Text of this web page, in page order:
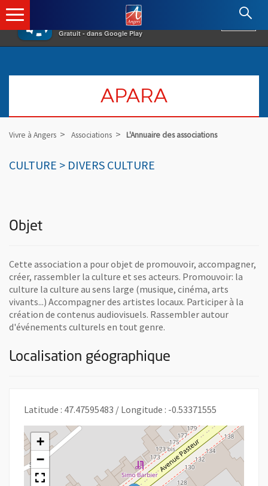
×
Gratuit - dans Google Play
Angers.fr : Retour à l'accueil
APARA
Vivre à Angers Associations L'Annuaire des associations
CULTURE > DIVERS CULTURE
Objet
Cette association a pour objet de promouvoir, accompagner,
créer, rassembler la culture et ses acteurs. Promouvoir: la
culture la culture au sens large (musique, cinéma, arts
vivants...) Accompagner des artistes locaux. Participer à la
création de contenus audiovisuels. Rassembler autour
d'événements culturels en tout genre.
Localisation géographique
Latitude : 47.47595483 / Longitude : -0.53371555
+
−